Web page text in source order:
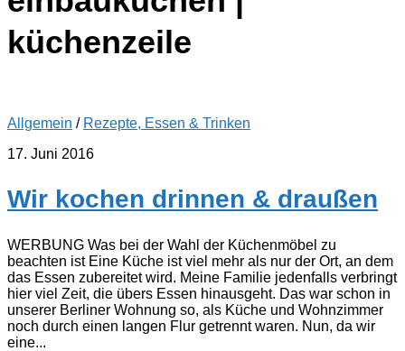
küchenzeile
Allgemein / Rezepte, Essen & Trinken
17. Juni 2016
Wir kochen drinnen & draußen
WERBUNG Was bei der Wahl der Küchenmöbel zu
beachten ist Eine Küche ist viel mehr als nur der Ort, an dem
das Essen zubereitet wird. Meine Familie jedenfalls verbringt
hier viel Zeit, die übers Essen hinausgeht. Das war schon in
unserer Berliner Wohnung so, als Küche und Wohnzimmer
noch durch einen langen Flur getrennt waren. Nun, da wir
eine...